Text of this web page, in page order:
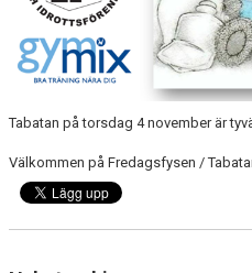
TRIVSELREGLER
KONTAKT
VÅRA HALLAR
Tabatan på torsdag 4 november är
Välkommen på Fredagsfysen /